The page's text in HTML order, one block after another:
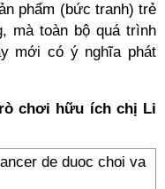
phẩm (bức tranh) trẻ
mà toàn bộ quá trình
mới có ý nghĩa phát
chơi hữu ích chị Li